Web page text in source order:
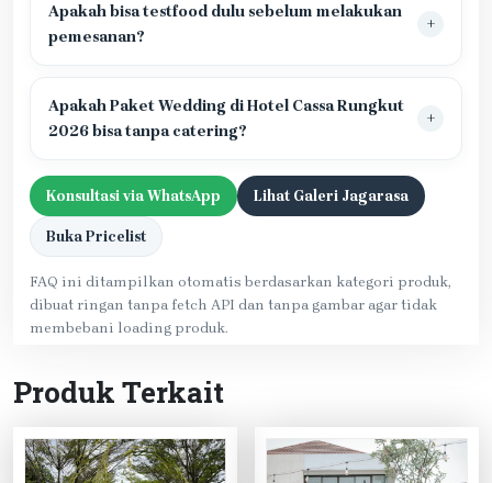
Apakah bisa testfood dulu sebelum melakukan
pemesanan?
Apakah Paket Wedding di Hotel Cassa Rungkut
2026 bisa tanpa catering?
Konsultasi via WhatsApp Lihat Galeri Jagarasa
Buka Pricelist
FAQ ini ditampilkan otomatis berdasarkan kategori produk,
dibuat ringan tanpa fetch API dan tanpa gambar agar tidak
membebani loading produk.
Produk Terkait